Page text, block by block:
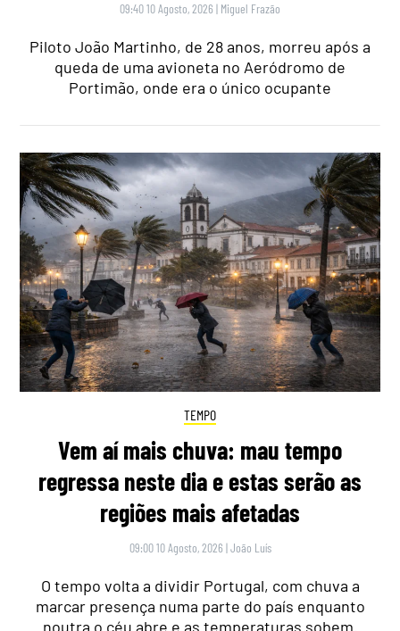
09:40 10 Agosto, 2026 | Miguel Frazão
Piloto João Martinho, de 28 anos, morreu após a
queda de uma avioneta no Aeródromo de
Portimão, onde era o único ocupante
TEMPO
Vem aí mais chuva: mau tempo
regressa neste dia e estas serão as
regiões mais afetadas
09:00 10 Agosto, 2026 |João Luís
O tempo volta a dividir Portugal, com chuva a
marcar presença numa parte do país enquanto
noutra o céu abre e as temperaturas sobem.